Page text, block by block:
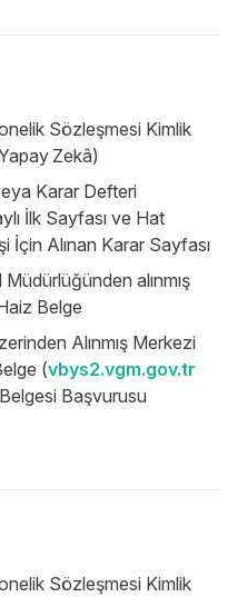
Sözleşmesi Kimlik
Zekâ)
Karar Defteri
İlk Sayfası ve Hat
İçin Alınan Karar Sayfası
alınmış
Belge
Alınmış Merkezi
(vbys2.vgm.gov.tr
Başvurusu
Sözleşmesi Kimlik